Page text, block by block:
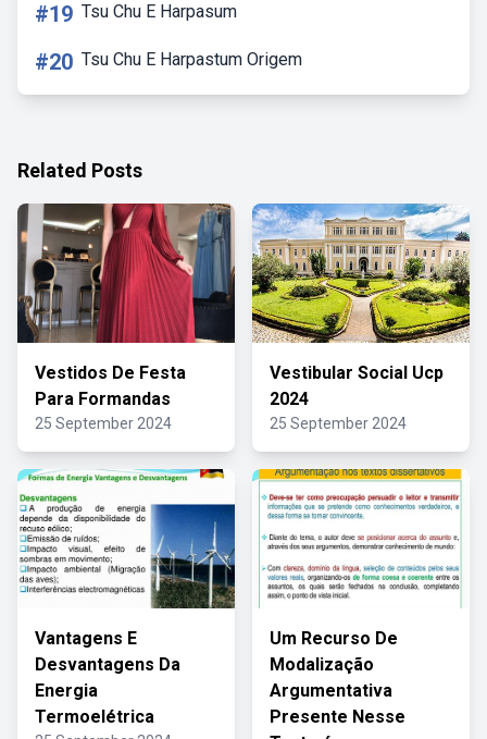
#19 Tsu Chu E Harpasum
#20 Tsu Chu E Harpastum Origem
Related Posts
Vestidos De Festa
Para Formandas
25 September 2024
Vestibular Social Ucp
2024
25 September 2024
Vantagens E
Desvantagens Da
Energia
Termoelétrica
Um Recurso De
Modalização
Argumentativa
Presente Nesse